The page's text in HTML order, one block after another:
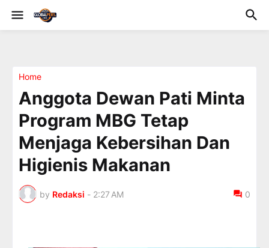
Home
Anggota Dewan Pati Minta
Program MBG Tetap
Menjaga Kebersihan Dan
Higienis Makanan
by Redaksi - 2:27 AM 0